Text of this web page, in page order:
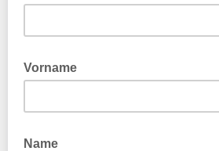
Vorname
Name